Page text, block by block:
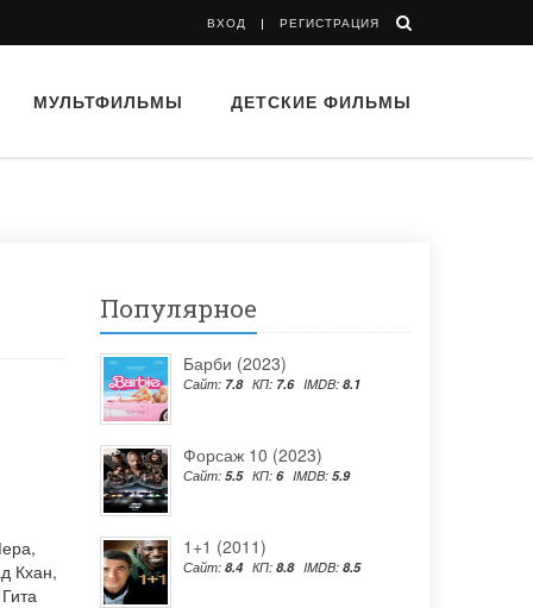
ВХОД РЕГИСТРАЦИЯ
МУЛЬТФИЛЬМЫ ДЕТСКИЕ ФИЛЬМЫ
,
Кхан,
Гита
Популярное
Барби (2023)
Сайт: 7.8 КП: 7.6 IMDB: 8.1
Форсаж 10 (2023)
Сайт: 5.5 КП: 6 IMDB: 5.9
1+1 (2011)
Сайт: 8.4 КП: 8.8 IMDB: 8.5